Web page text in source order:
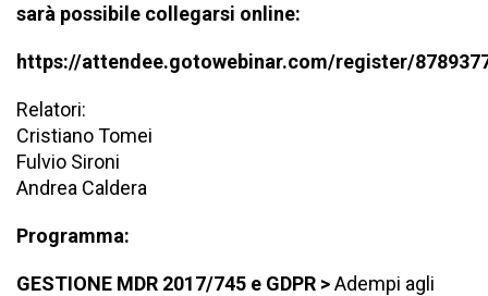
sarà possibile collegarsi online:
https://attendee.gotowebinar.com/register/
Relatori:
Cristiano Tomei
Fulvio Sironi
Andrea Caldera
Programma:
GESTIONE MDR 2017/745 e GDPR >Adempi agli